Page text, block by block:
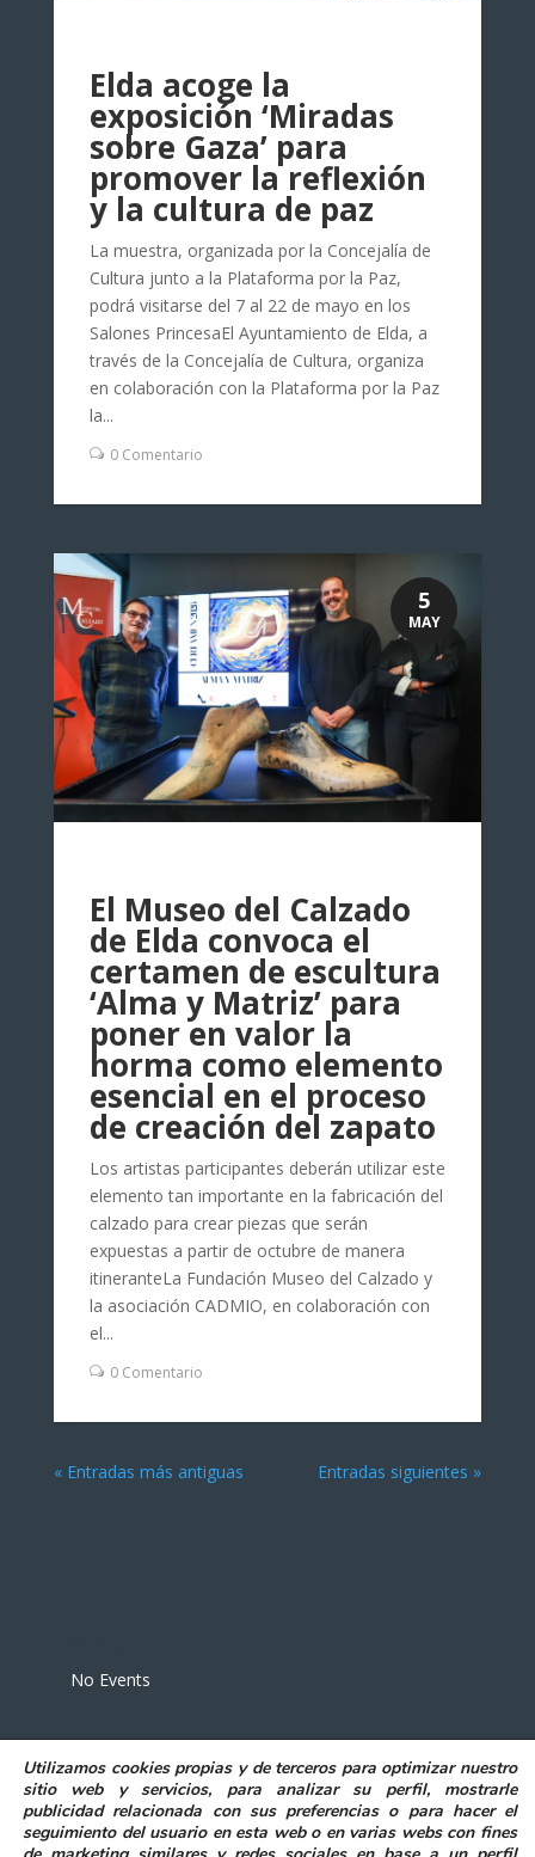
Elda acoge la
exposición ‘Miradas
sobre Gaza’ para
promover la reflexión
y la cultura de paz
La muestra, organizada por la Concejalía de
Cultura junto a la Plataforma por la Paz,
podrá visitarse del 7 al 22 de mayo en los
Salones PrincesaEl Ayuntamiento de Elda, a
través de la Concejalía de Cultura, organiza
en colaboración con la Plataforma por la Paz
la...
0 Comentario
El Museo del Calzado
de Elda convoca el
certamen de escultura
‘Alma y Matriz’ para
poner en valor la
horma como elemento
esencial en el proceso
de creación del zapato
Los artistas participantes deberán utilizar este
elemento tan importante en la fabricación del
calzado para crear piezas que serán
expuestas a partir de octubre de manera
itineranteLa Fundación Museo del Calzado y
la asociación CADMIO, en colaboración con
el...
0 Comentario
5
MAY
« Entradas más antiguas Entradas siguientes »
No Events
POLITICA DE PRIVACIDAD
AVISO LEGAL
Utilizamos cookies propias y de terceros para optimizar nuestro
sitio web y servicios, para analizar su perfil, mostrarle
publicidad relacionada con sus preferencias o para hacer el
seguimiento del usuario en esta web o en varias webs con fines